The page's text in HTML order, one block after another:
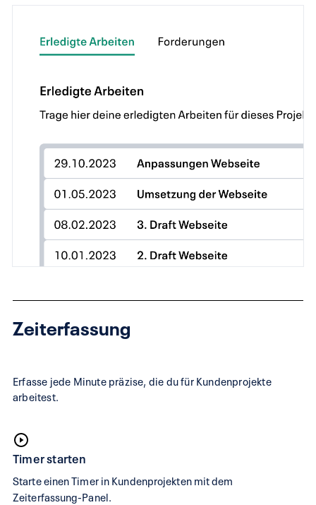
Zeiterfassung
Erfasse jede Minute präzise, die du für Kundenprojekte
arbeitest.
Timer starten
Starte einen Timer in Kundenprojekten mit dem
Zeiterfassung-Panel.